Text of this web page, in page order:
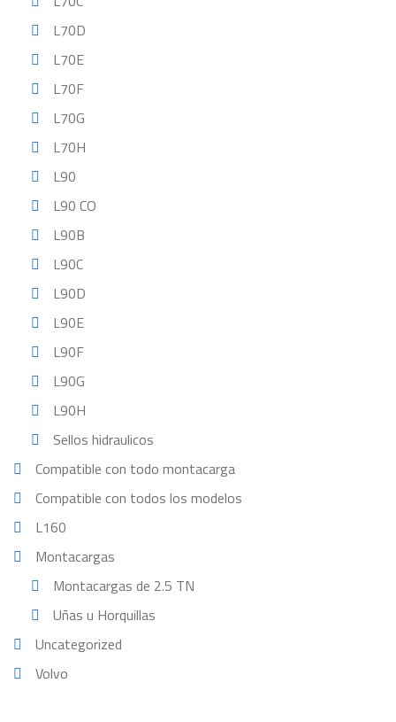
L70D
L70E
L70F
L70G
L70H
L90
L90 CO
L90B
L90C
L90D
L90E
L90F
L90G
L90H
Sellos hidraulicos
Compatible con todo montacarga
Compatible con todos los modelos
L160
Montacargas
Montacargas de 2.5 TN
Uñas u Horquillas
Uncategorized
Volvo